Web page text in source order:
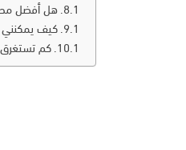
هل أفضل
كيف
كم تستغرق